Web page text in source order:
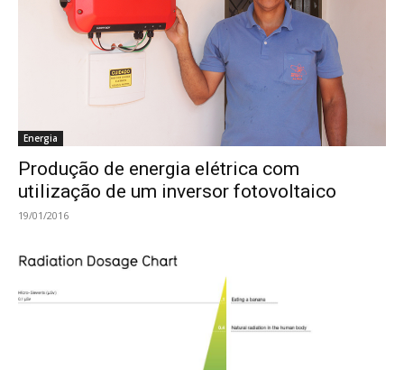
Energia
Produção de energia elétrica com
utilização de um inversor fotovoltaico
19/01/2016